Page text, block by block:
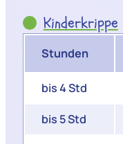
Kinderkrippe
Stunden
bis 4 Std
bis 5 Std